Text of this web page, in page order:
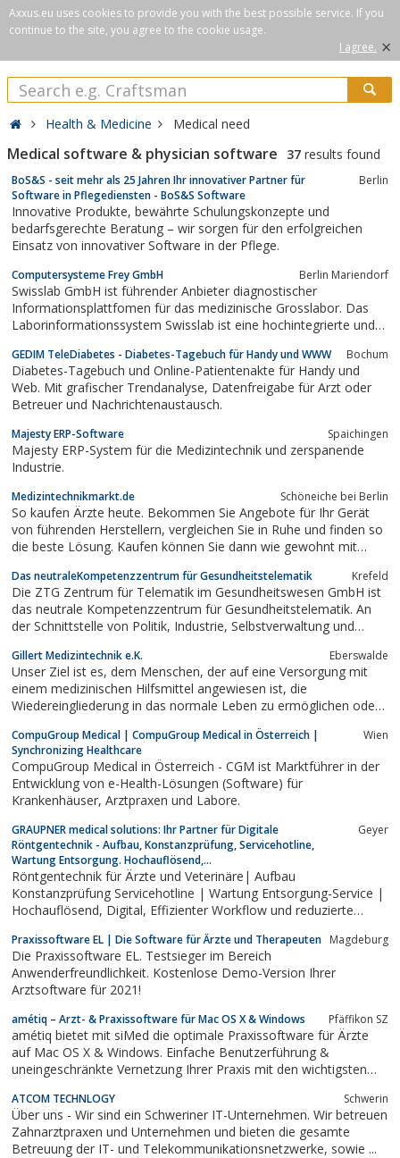
Axxus.eu uses cookies to provide you with the best possible service. If you
continue to the site, you agree to the cookie usage.
I agree. ×
Health & Medicine Medical need
Medical software & physician software 37 results found
BoS&S - seit mehr als 25 Jahren Ihr innovativer Partner für
Software in Pflegediensten - BoS&S Software
Berlin
Innovative Produkte, bewährte Schulungskonzepte und
bedarfsgerechte Beratung – wir sorgen für den erfolgreichen
Einsatz von innovativer Software in der Pflege.
Computersysteme Frey GmbH Berlin Mariendorf
Swisslab GmbH ist führender Anbieter diagnostischer
Informationsplattfomen für das medizinische Grosslabor. Das
Laborinformationssystem Swisslab ist eine hochintegrierte und
Laborverbünde, Diagnosezentren und Facharztlabore. Es werden
Lösungen für alle Bereiche des...
GEDIM TeleDiabetes - Diabetes-Tagebuch für Handy und WWW Bochum
Diabetes-Tagebuch und Online-Patientenakte für Handy und
Web. Mit grafischer Trendanalyse, Datenfreigabe für Arzt oder
Betreuer und Nachrichtenaustausch.
Majesty ERP-Software Spaichingen
Majesty ERP-System für die Medizintechnik und zerspanende
Industrie.
Medizintechnikmarkt.de Schöneiche bei Berlin
So kaufen Ärzte heute. Bekommen Sie Angebote für Ihr Gerät
von führenden Herstellern, vergleichen Sie in Ruhe und finden so
die beste Lösung. Kaufen können Sie dann wie gewohnt mit
Laser, Endoskopie System oder Röntgen. Wir helfen Ihnen bei
der Suche, damit Sie...
Das neutraleKompetenzzentrum für Gesundheitstelematik Krefeld
Die ZTG Zentrum für Telematik im Gesundheitswesen GmbH ist
das neutrale Kompetenzzentrum für Gesundheitstelematik. An
der Schnittstelle von Politik, Industrie, Selbstverwaltung und
Versorgung um.Gesellschafter dieser in Deutschland einmaligen...
Gillert Medizintechnik e.K. Eberswalde
Unser Ziel ist es, dem Menschen, der auf eine Versorgung mit
einem medizinischen Hilfsmittel angewiesen ist, die
Wiedereingliederung in das normale Leben zu ermöglichen oder
jederzeit hilfreich und kompetent zur Seite zu stehen. Das
Arbeitsgebiet erstreckt sich über...
CompuGroup Medical | CompuGroup Medical in Österreich |
Synchronizing Healthcare
Wien
CompuGroup Medical in Österreich - CGM ist Marktführer in der
Entwicklung von e-Health-Lösungen (Software) für
Krankenhäuser, Arztpraxen und Labore.
GRAUPNER medical solutions: Ihr Partner für Digitale
Röntgentechnik - Aufbau, Konstanzprüfung, Servicehotline,
Wartung Entsorgung. Hochauflösend,...
Geyer
Röntgentechnik für Ärzte und Veterinäre| Aufbau
Konstanzprüfung Servicehotline | Wartung Entsorgung-Service |
Hochauflösend, Digital, Effizienter Workflow und reduzierte
Röntgen zum besten Preis. Jetzt Angebote anfordern.
Praxissoftware EL | Die Software für Ärzte und Therapeuten Magdeburg
Die Praxissoftware EL. Testsieger im Bereich
Anwenderfreundlichkeit. Kostenlose Demo-Version Ihrer
Arztsoftware für 2021!
amétiq – Arzt- & Praxissoftware für Mac OS X & Windows Pfäffikon SZ
amétiq bietet mit siMed die optimale Praxissoftware für Ärzte
auf Mac OS X & Windows. Einfache Benutzerführung &
uneingeschränkte Vernetzung Ihrer Praxis mit den wichtigsten
Informationssystem, Software für Ärzte, elektronische
Krankengeschichte
ATCOM TECHNLOGY Schwerin
Über uns - Wir sind ein Schweriner IT-Unternehmen. Wir betreuen
Zahnarztpraxen und Unternehmen und bieten die gesamte
Betreuung der IT- und Telekommunikationsnetzwerke, sowie ...